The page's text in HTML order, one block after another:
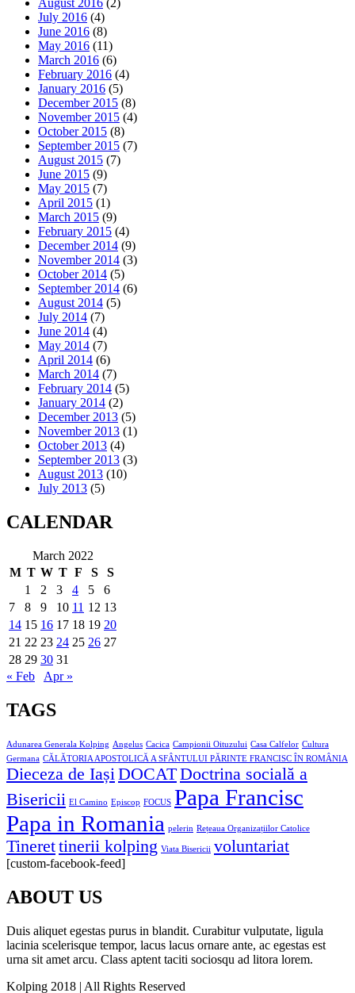
July 2016 (4)
June 2016 (8)
May 2016 (11)
March 2016 (6)
February 2016 (4)
January 2016 (5)
December 2015 (8)
November 2015 (4)
October 2015 (8)
September 2015 (7)
August 2015 (7)
June 2015 (9)
May 2015 (7)
April 2015 (1)
March 2015 (9)
February 2015 (4)
December 2014 (9)
November 2014 (3)
October 2014 (5)
September 2014 (6)
August 2014 (5)
July 2014 (7)
June 2014 (4)
May 2014 (7)
April 2014 (6)
March 2014 (7)
February 2014 (5)
January 2014 (2)
December 2013 (5)
November 2013 (1)
October 2013 (4)
September 2013 (3)
August 2013 (10)
July 2013 (5)
CALENDAR
March 2022
M T W T F S
S
1
2 3 4 5
6
7
8 9 10 11 12 13
14 15 16 17 18 19 20
21 22 23 24 25 26 27
28 29 30 31
« Feb
Apr »
TAGS
Adunarea Generala Kolping Angelus Cacica Campionii Oituzului Casa Calfelor Cultura
Germana CĂLĂTORIA APOSTOLICĂ A SFÂNTULUI PĂRINTE FRANCISC ÎN ROMÂNIA
Dieceza de IașiDOCATDoctrina socială a
Bisericii El Camino Episcop FOCUS Papa Francisc
Papa in Romania pelerin Rețeaua Organizațiilor Catolice
Tinerettinerii kolping Viata Bisericii voluntariat
[custom-facebook-feed]
ABOUT US
Duis aliquet egestas purus in blandit. Curabitur vulputate, ligula
lacinia scelerisque tempor, lacus lacus ornare ante, ac egestas est
urna sit amet arcu. Class aptent taciti sociosqu ad litora lorem.
Kolping 2018 | All Rights Reserved